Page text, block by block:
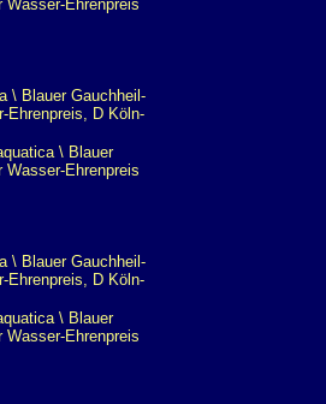
Wasser-Ehrenpreis
\ Blauer
Wasser-Ehrenpreis
\ Blauer
Wasser-Ehrenpreis